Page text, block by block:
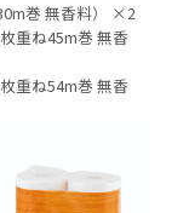
巻 無香料） ×2
重ね45m巻 無香
重ね54m巻 無香